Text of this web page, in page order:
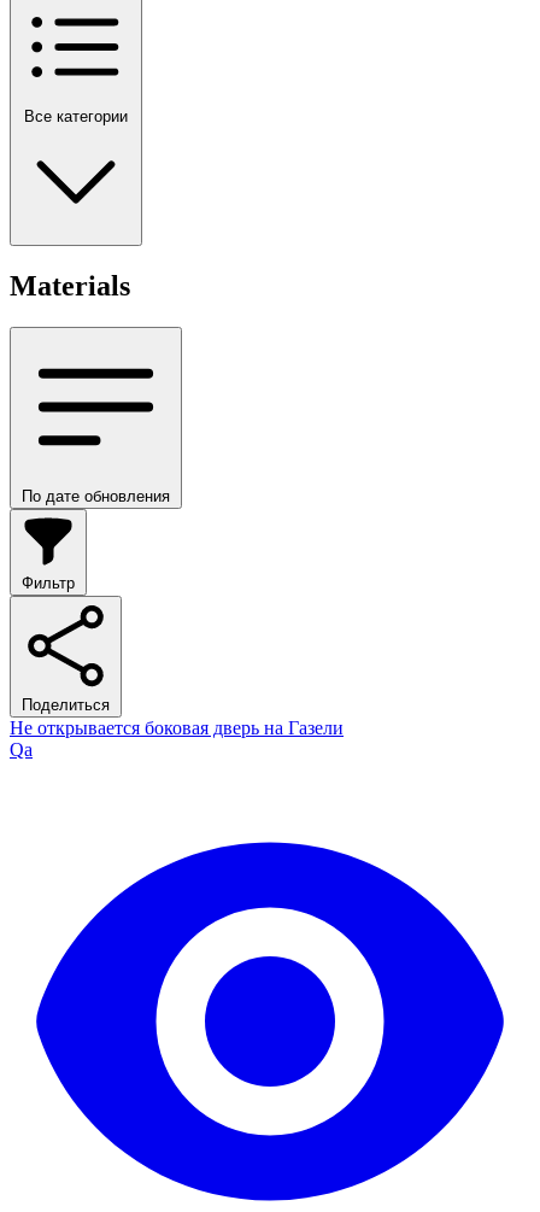
Все категории
Materials
По дате обновления
Фильтр
Поделиться
Не открывается боковая дверь на Газели
Qa